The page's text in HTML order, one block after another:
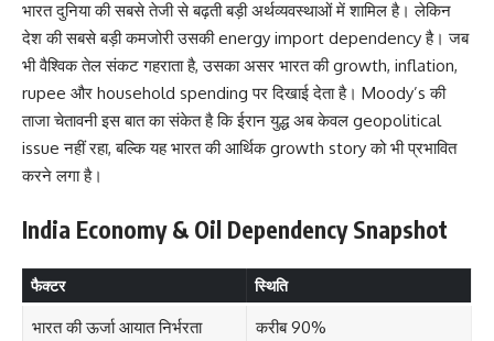
भारत दुनिया की सबसे तेजी से बढ़ती बड़ी अर्थव्यवस्थाओं में शामिल है। लेकिन
देश की सबसे बड़ी कमजोरी उसकी energy import dependency है। जब
भी वैश्विक तेल संकट गहराता है, उसका असर भारत की growth, inflation,
rupee और household spending पर दिखाई देता है। Moody’s की
ताजा चेतावनी इस बात का संकेत है कि ईरान युद्ध अब केवल geopolitical
issue नहीं रहा, बल्कि यह भारत की आर्थिक growth story को भी प्रभावित
करने लगा है।
India Economy & Oil Dependency Snapshot
फैक्टर स्थिति
भारत की ऊर्जा आयात निर्भरता करीब 90%